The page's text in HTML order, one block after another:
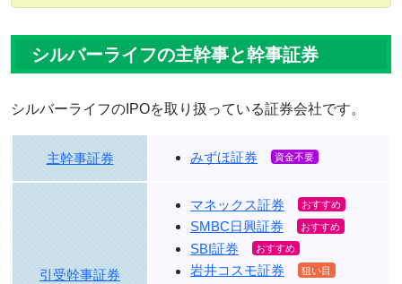
シルバーライフの主幹事と幹事証券
シルバーライフのIPOを取り扱っている証券会社です。
主幹事証券 みずほ証券
引受幹事証券
マネックス証券
SMBC日興証券
SBI証券
岩井コスモ証券